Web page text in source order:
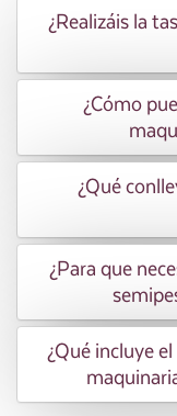
¿Realizáis la
¿Cómo
¿Qué
¿Para que
¿Qué incluye